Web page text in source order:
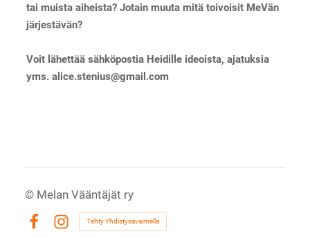
tai muista aiheista? Jotain muuta mitä toivoisit MeVän
järjestävän?
Voit lähettää sähköpostia Heidille ideoista, ajatuksia
yms. alice.stenius@gmail.com
© Melan Vääntäjät ry
Instagram
Tehty Yhdistysavaimella